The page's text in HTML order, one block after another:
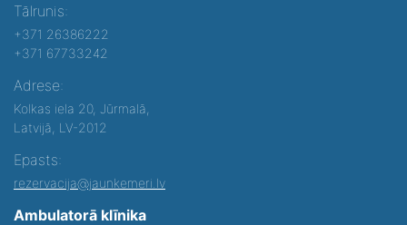
Tālrunis:
+371 26386222
+371 67733242
Adrese:
Kolkas iela 20, Jūrmalā,
Latvijā, LV-2012
Epasts:
rezervacija@jaunkemeri.lv
Ambulatorā klīnika